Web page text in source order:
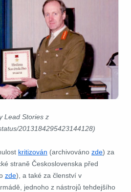
Lead Stories z
2013184295423144128)
kritizován (archivováno zde) za
straně Československa před
zde), a také za členství v
jednoho z nástrojů tehdejšího